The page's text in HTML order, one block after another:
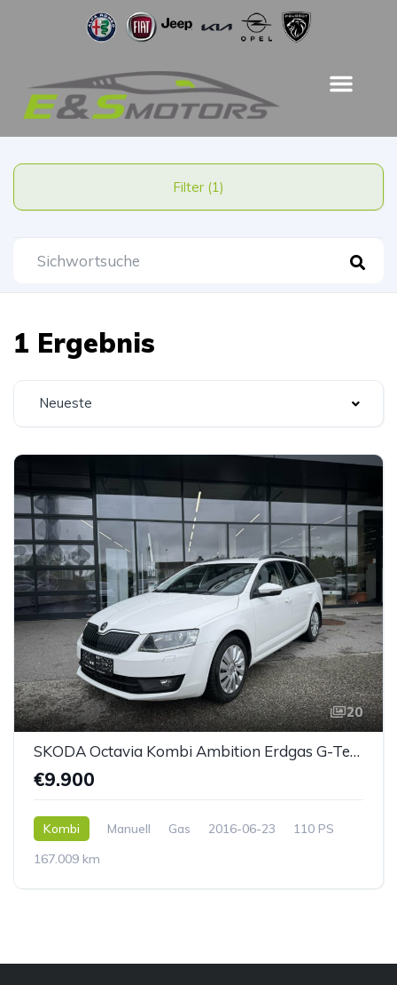
Filter (1)
1 Ergebnis
Neueste
20
SKODA Octavia Kombi Ambition Erdgas G-Tec (CNG)
€9.900
Kombi Manuell Gas 2016-06-23
110 PS
167.009 km